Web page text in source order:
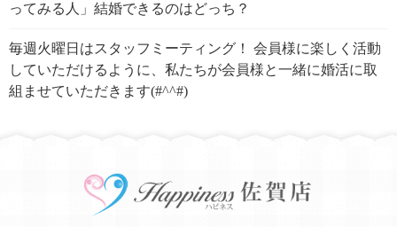
ってみる人」結婚できるのはどっち？
毎週火曜日はスタッフミーティング！ 会員様に楽しく活動
していただけるように、私たちが会員様と一緒に婚活に取
組ませていただきます(#^^#)